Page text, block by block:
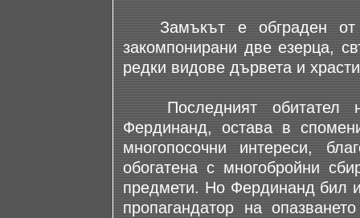
Замъкът е обграден от
закомпонирани две езерца,
редки видове дървета и
Последният обитател на
Фердинанд, остава в
многопосочни интереси,
обогатена с многобройни
предмети. Но Фердинанд бил
пропагандатор на